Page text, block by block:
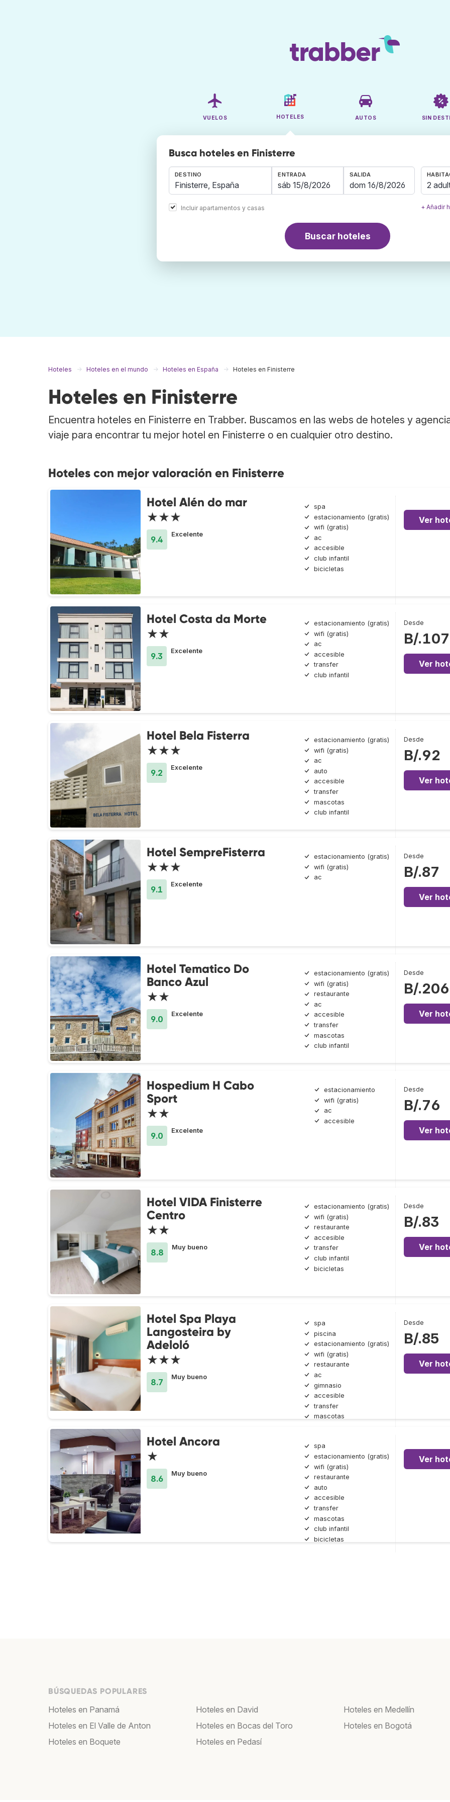
VUELOS HOTELES AUTOS SIN
Busca hoteles en Finisterre
DESTINO
Incluir apartamentos y casas
ENTRADA SALIDA
2
+ Añadir
Buscar hoteles
Hoteles Hoteles en el mundo Hoteles en España Hoteles en Finisterre
Hoteles en Finisterre
Encuentra hoteles en Finisterre en Trabber. Buscamos en las webs de hoteles y
viaje para encontrar tu mejor hotel en Finisterre o en cualquier otro destino.
Hoteles con mejor valoración en Finisterre
Hotel Alén do mar
★★★
9.4
Excelente
spa
estacionamiento (gratis)
wifi (gratis)
ac
accesible
club infantil
bicicletas
Ver
Hotel Costa da Morte
★★
9.3
Excelente
estacionamiento (gratis)
wifi (gratis)
ac
accesible
transfer
club infantil
Desde
B/.107
Ver
Hotel Bela Fisterra
★★★
9.2
Excelente
estacionamiento (gratis)
wifi (gratis)
ac
auto
accesible
transfer
mascotas
club infantil
Desde
B/.92
Ver
Hotel SempreFisterra
★★★
9.1
Excelente
estacionamiento (gratis)
wifi (gratis)
ac
Desde
B/.87
Ver
Hotel Tematico Do
Banco Azul
★★
9.0
Excelente
estacionamiento (gratis)
wifi (gratis)
restaurante
ac
accesible
transfer
mascotas
club infantil
Desde
B/.206
Ver
Hospedium H Cabo
Sport
★★
9.0
Excelente
estacionamiento
wifi (gratis)
ac
accesible
Desde
B/.76
Ver
Hotel VIDA Finisterre
Centro
★★
8.8
Muy bueno
estacionamiento (gratis)
wifi (gratis)
restaurante
accesible
transfer
club infantil
bicicletas
Desde
B/.83
Ver
Hotel Spa Playa
Langosteira by
Adeloló
★★★
8.7
Muy bueno
spa
piscina
estacionamiento (gratis)
wifi (gratis)
restaurante
ac
gimnasio
accesible
transfer
mascotas
Desde
B/.85
Ver
Hotel Ancora
★
8.6
Muy bueno
spa
estacionamiento (gratis)
wifi (gratis)
restaurante
auto
accesible
transfer
mascotas
club infantil
bicicletas
Ver
BÚSQUEDAS POPULARES
Hoteles en Panamá
Hoteles en El Valle de Anton
Hoteles en Boquete
Hoteles en David
Hoteles en Bocas del Toro
Hoteles en Pedasí
Hoteles en Medellín
Hoteles en Bogotá